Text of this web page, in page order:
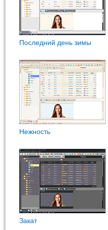
Последний день зимы
Нежность
Закат